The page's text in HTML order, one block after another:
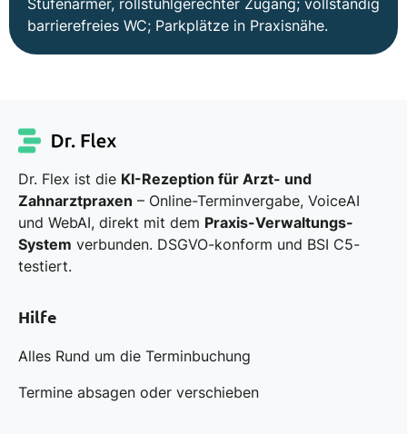
Stufenarmer, rollstuhlgerechter Zugang; vollständig
barrierefreies WC; Parkplätze in Praxisnähe.
Dr. Flex ist die KI-Rezeption für Arzt- und
Zahnarztpraxen – Online-Terminvergabe, VoiceAI
und WebAI, direkt mit dem Praxis-Verwaltungs-
System verbunden. DSGVO-konform und BSI C5-
testiert.
Hilfe
Alles Rund um die Terminbuchung
Termine absagen oder verschieben